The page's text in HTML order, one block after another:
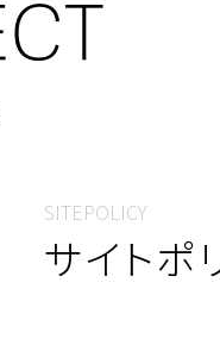
SITEPOLICY
サイトポ